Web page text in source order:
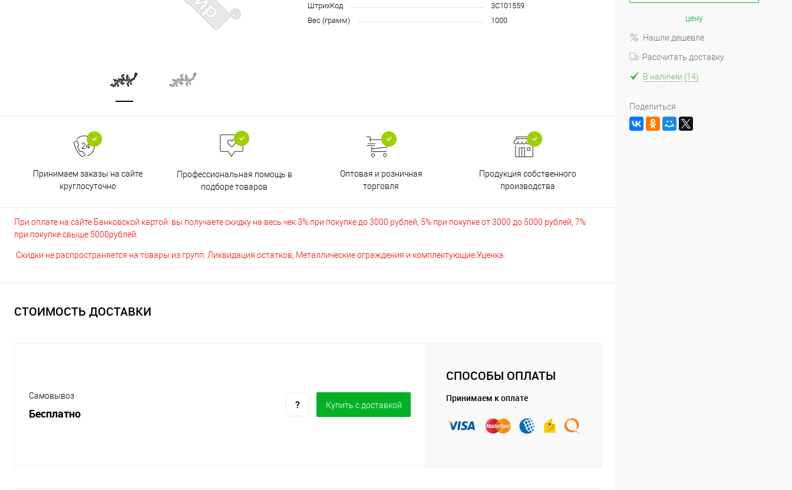
ШтрихКод
3С101559
Вес (грамм)
1000
Принимаем заказы на сайте
круглосуточно
Профессиональная помощь в
подборе товаров
Оптовая и розничная
торговля
Продукция собственного
производства
При оплате на сайте Банковской картой вы получаете скидку на весь чек 3% при покупке до 3000 рублей, 5% при покупке от 3000 до 5000 рублей, 7%
при покупке свыше 5000рублей.
Скидки не распространяется на товары из групп: Ликвидация остатков, Металлические ограждения и комплектующие,Уценка.
СТОИМОСТЬ ДОСТАВКИ
Самовывоз
Бесплатно
Купить c доставкой
СПОСОБЫ ОПЛАТЫ
Принимаем к оплате
цену
Нашли дешевле
Рассчитать доставку
В наличии (14)
Поделиться